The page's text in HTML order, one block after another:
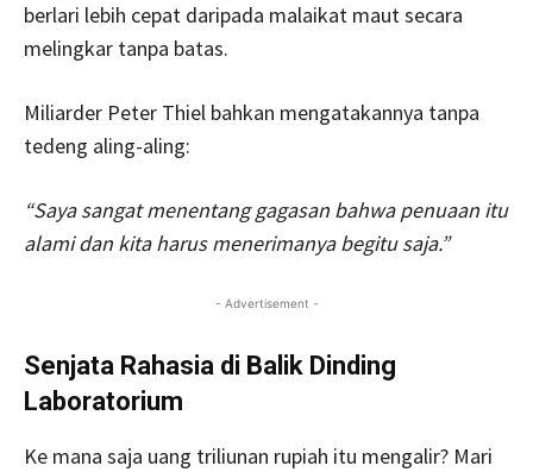
berlari lebih cepat daripada malaikat maut secara
melingkar tanpa batas.
Miliarder Peter Thiel bahkan mengatakannya tanpa
tedeng aling-aling:
“Saya sangat menentang gagasan bahwa penuaan itu
alami dan kita harus menerimanya begitu saja.”
- Advertisement -
Senjata Rahasia di Balik Dinding
Laboratorium
Ke mana saja uang triliunan rupiah itu mengalir? Mari